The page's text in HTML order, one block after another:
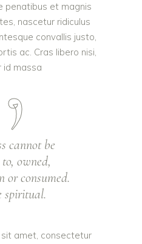
penatibus et magnis
nascetur ridiculus
convallis justo,
ac. Cras libero nisi,
id massa
cannot be
owned,
or consumed.
spiritual.
amet, consectetur